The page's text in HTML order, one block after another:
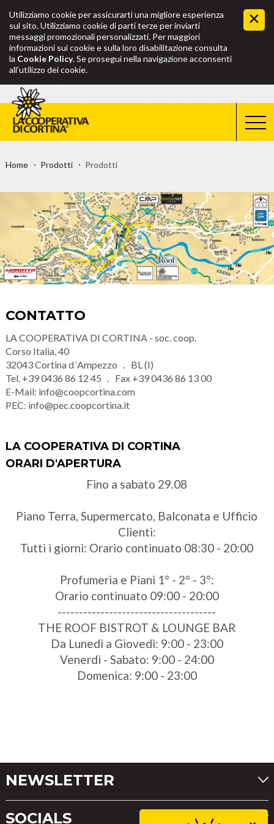
Utilizziamo cookie per assicurarti una migliore esperienza
sul sito. Utilizziamo cookie di parti terze per inviarti
messaggi promozionali personalizzati. Per maggiori
informazioni sui cookie e sulla loro disabilitazione consulta
la Cookie Policy. Se prosegui nella navigazione acconsenti
all’utilizzo dei cookie.
Home Prodotti Prodotti
CONTATTO
LA COOPERATIVA DI CORTINA - soc. coop.
Corso Italia, 40
32043Cortina d´Ampezzo
BL (I)
Tel. +39 0436 86 12 45 Fax +39 0436 86 13 00
E-Mail: info@coopcortina.com
PEC: info@pec.coopcortina.it
LA COOPERATIVA DI CORTINA
ORARI D'APERTURA
Fino a sabato 29.08
Piano Terra, Supermercato, Balconata e Ufficio
Clienti:
Tutti i giorni: Orario continuato 08:30 - 20:00
Profumeria e Piani 1° - 2° - 3°:
Orario continuato 09:00 - 20:00
-------------------------------------
THE ROOF BISTROT & LOUNGE BAR
Da Lunedì a Giovedì: 9:00 - 23:00
Venerdì - Sabato: 9:00 - 24:00
Domenica: 9:00 - 23:00
NEWSLETTER
SOCIALS